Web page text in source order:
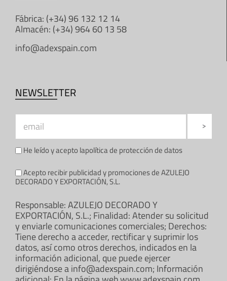
Fábrica: (+34) 96 132 12 14
Almacén: (+34) 964 60 13 58
info@adexspain.com
NEWSLETTER
He leído y acepto lapolítica de protección de datos
Acepto recibir publicidad y promociones de AZULEJO
DECORADO Y EXPORTACIÓN, S.L.
Responsable: AZULEJO DECORADO Y
EXPORTACIÓN, S.L.; Finalidad: Atender su solicitud
y enviarle comunicaciones comerciales; Derechos:
Tiene derecho a acceder, rectificar y suprimir los
datos, así como otros derechos, indicados en la
información adicional, que puede ejercer
dirigiéndose a info@adexspain.com; Información